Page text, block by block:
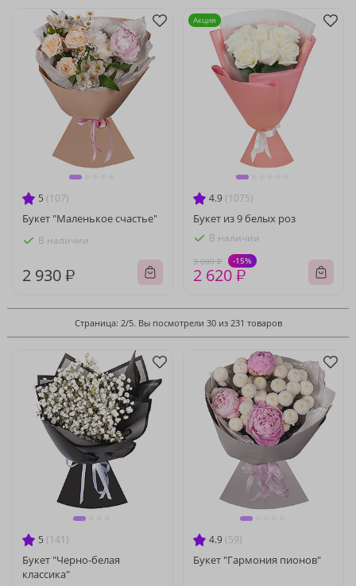
5 (107)
Букет "Маленькое счастье"
В наличии
2 930 ₽
4.9 (1075)
Букет из 9 белых роз
В наличии
3 080 ₽ -15%
2 620 ₽
Акция
Страница: 2/5. Вы посмотрели 30 из 231 товаров
5 (141)
Букет "Черно-белая
классика"
4.9 (59)
Букет "Гармония пионов"